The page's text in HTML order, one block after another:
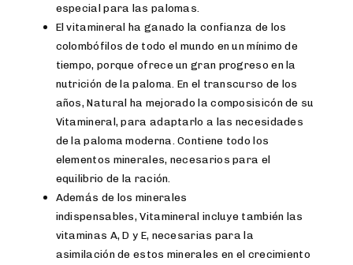
especial para las palomas.
El vitamineral ha ganado la confianza de los
colombófilos de todo el mundo en un mínimo de
tiempo, porque ofrece un gran progreso en la
nutrición de la paloma. En el transcurso de los
años, Natural ha mejorado la composisicón de su
Vitamineral, para adaptarlo a las necesidades
de la paloma moderna. Contiene todo los
elementos minerales, necesarios para el
equilibrio de la ración.
Además de los minerales
indispensables, Vitamineral incluye también las
vitaminas A, D y E, necesarias para la
asimilación de estos minerales en el crecimiento